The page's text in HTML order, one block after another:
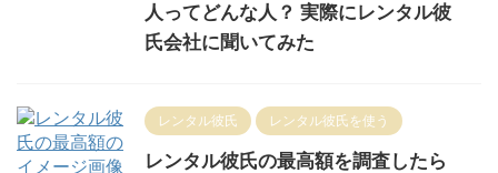
人ってどんな人？ 実際にレンタル彼
氏会社に聞いてみた
レンタル彼氏 レンタル彼氏を使う
レンタル彼氏の最高額を調査したら